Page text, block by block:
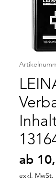
ab
exkl. MwSt.